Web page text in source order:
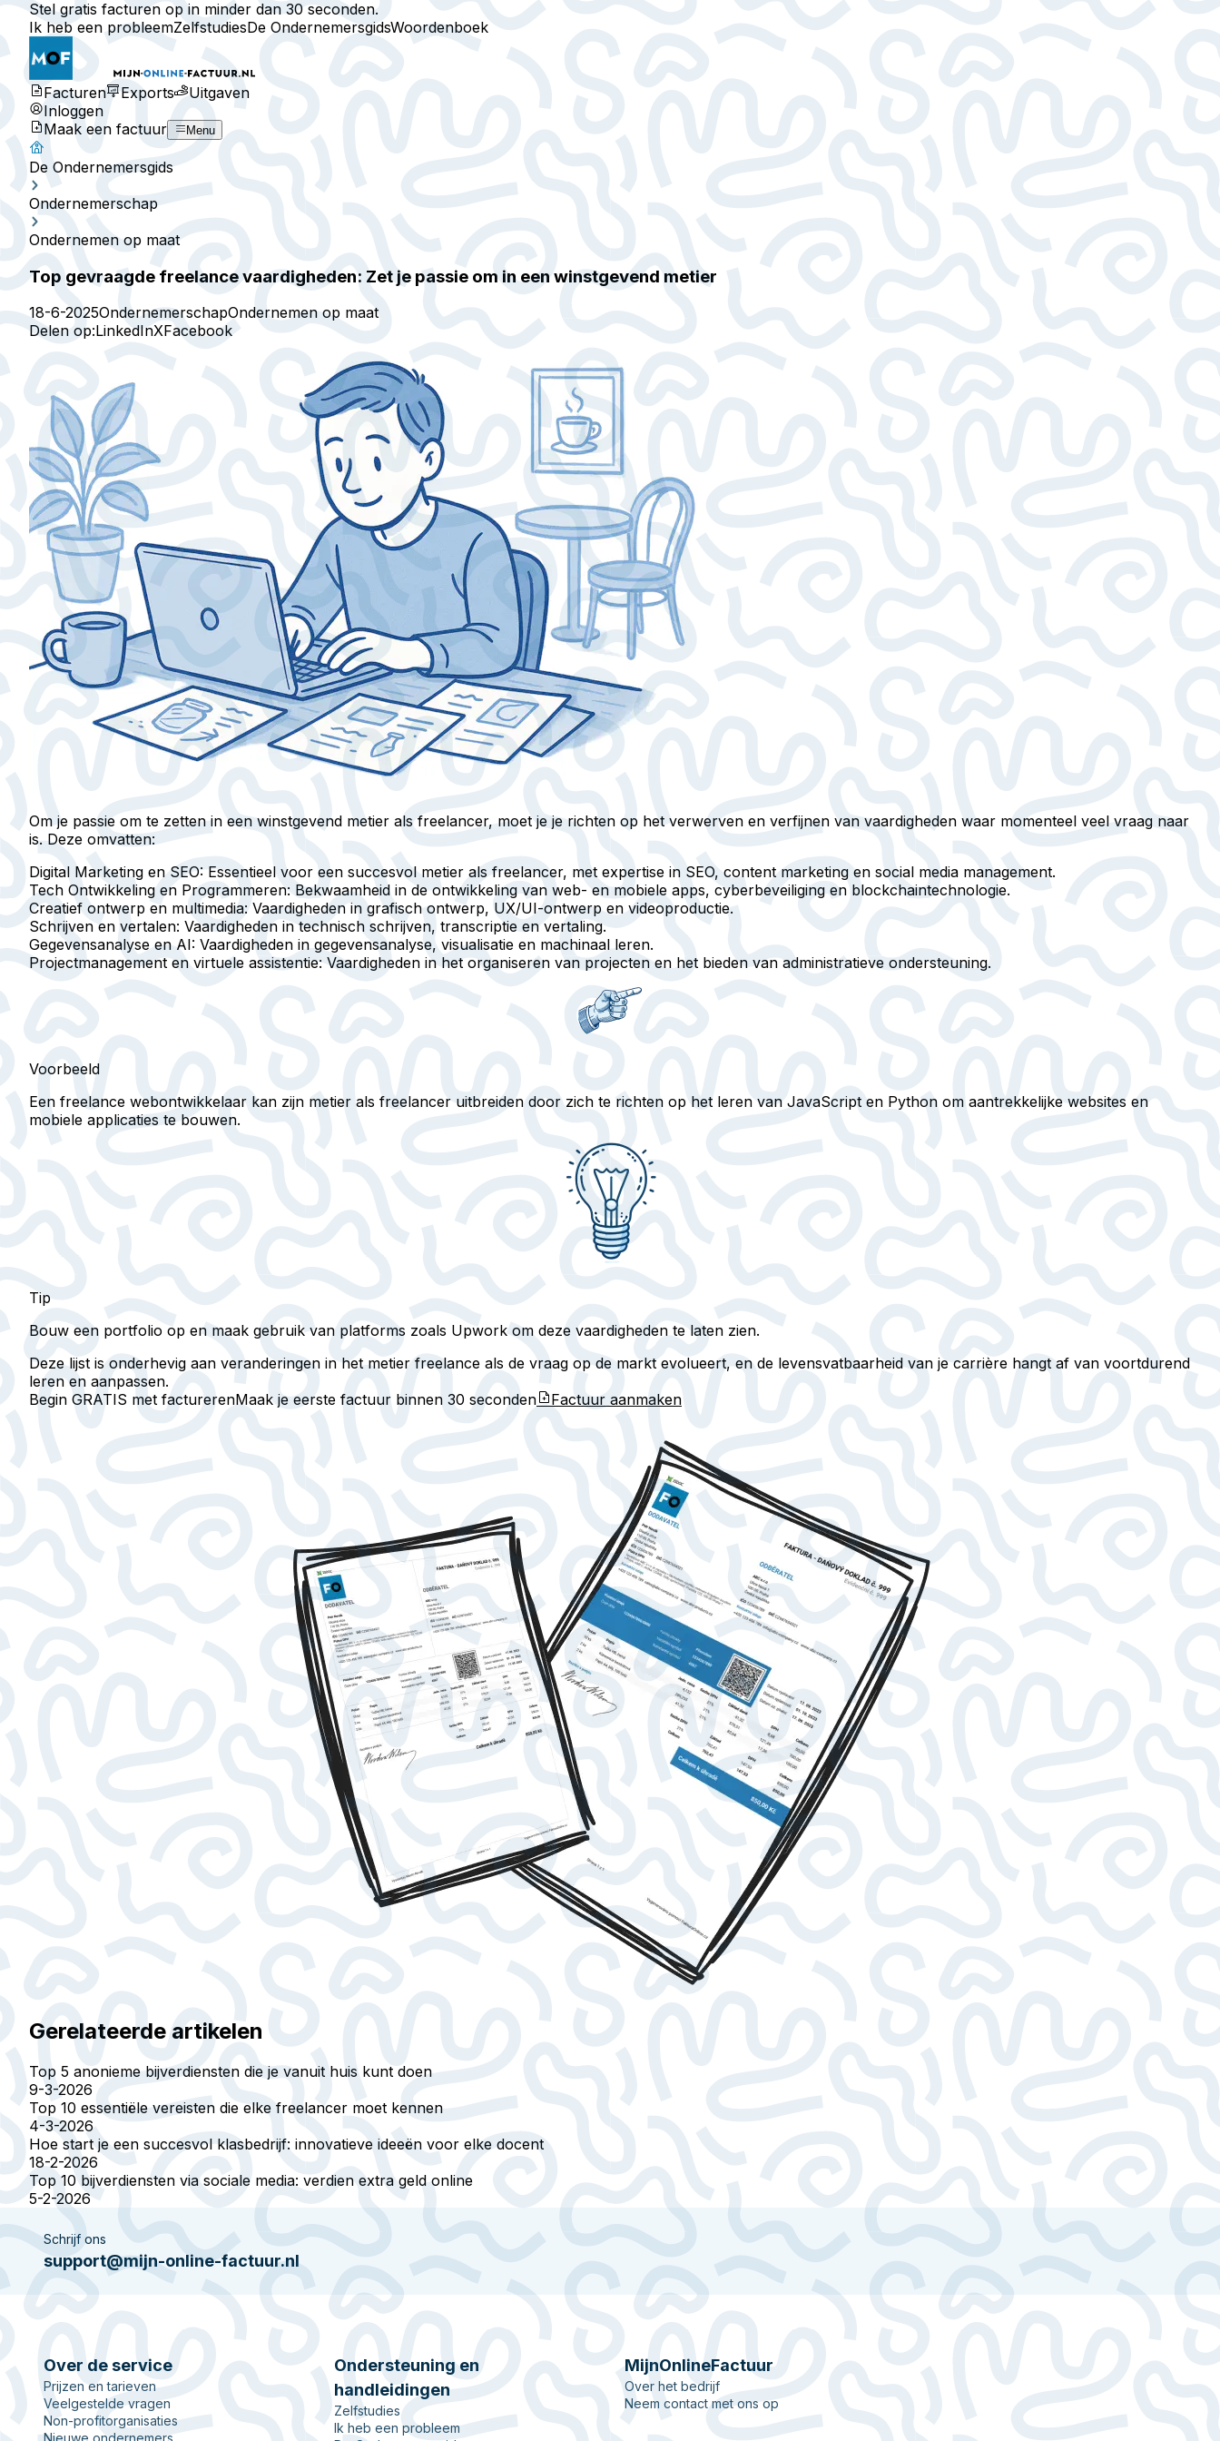
Stel gratis facturen op in minder dan 30 seconden.
Ik heb een probleemZelfstudiesDe OndernemersgidsWoordenboek
Facturen Exports
Uitgaven
Inloggen
Maak een factuur
Menu
De Ondernemersgids
Ondernemerschap
Ondernemen op maat
Top gevraagde freelance vaardigheden: Zet je passie om in een winstgevend metier
18-6-2025OndernemerschapOndernemen op maat
Delen op:LinkedInXFacebook
Om je passie om te zetten in een winstgevend metier als freelancer, moet je je richten op het verwerven en verfijnen van vaardigheden waar momenteel veel vraag naar
is. Deze omvatten:
Digital Marketing en SEO: Essentieel voor een succesvol metier als freelancer, met expertise in SEO, content marketing en social media management.
Tech Ontwikkeling en Programmeren: Bekwaamheid in de ontwikkeling van web- en mobiele apps, cyberbeveiliging en blockchaintechnologie.
Creatief ontwerp en multimedia: Vaardigheden in grafisch ontwerp, UX/UI-ontwerp en videoproductie.
Schrijven en vertalen: Vaardigheden in technisch schrijven, transcriptie en vertaling.
Gegevensanalyse en AI: Vaardigheden in gegevensanalyse, visualisatie en machinaal leren.
Projectmanagement en virtuele assistentie: Vaardigheden in het organiseren van projecten en het bieden van administratieve ondersteuning.
Voorbeeld
Een freelance webontwikkelaar kan zijn metier als freelancer uitbreiden door zich te richten op het leren van JavaScript en Python om aantrekkelijke websites en
mobiele applicaties te bouwen.
Tip
Bouw een portfolio op en maak gebruik van platforms zoals Upwork om deze vaardigheden te laten zien.
Deze lijst is onderhevig aan veranderingen in het metier freelance als de vraag op de markt evolueert, en de levensvatbaarheid van je carrière hangt af van voortdurend
leren en aanpassen.
Begin GRATIS met facturerenMaak je eerste factuur binnen 30 seconden Factuur aanmaken
Gerelateerde artikelen
Top 5 anonieme bijverdiensten die je vanuit huis kunt doen
9-3-2026
Top 10 essentiële vereisten die elke freelancer moet kennen
4-3-2026
Hoe start je een succesvol klasbedrijf: innovatieve ideeën voor elke docent
18-2-2026
Top 10 bijverdiensten via sociale media: verdien extra geld online
5-2-2026
Schrijf ons
support@mijn-online-factuur.nl
Over de service
Prijzen en tarieven
Veelgestelde vragen
Non-profitorganisaties
Ondersteuning en
handleidingen
Zelfstudies
Ik heb een probleem
MijnOnlineFactuur
Over het bedrijf
Neem contact met ons op